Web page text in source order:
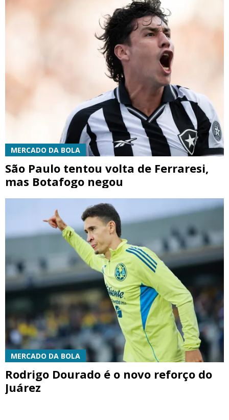
MERCADO DA BOLA
São Paulo tentou volta de Ferraresi,
mas Botafogo negou
MERCADO DA BOLA
Rodrigo Dourado é o novo reforço do
Juárez